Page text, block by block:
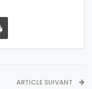
ARTICLE SUIVANT